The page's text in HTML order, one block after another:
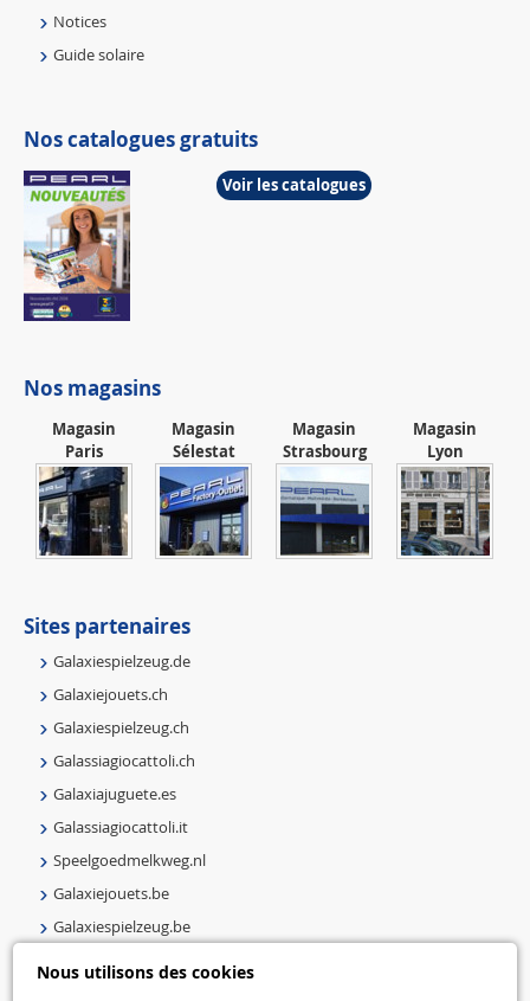
Nous utilisons des cookies
Notices
Guide solaire
Nos catalogues gratuits
Voir les catalogues
Nos magasins
Magasin
Paris
Magasin
Sélestat
Magasin
Strasbourg
Magasin
Lyon
Sites partenaires
Galaxiespielzeug.de
Galaxiejouets.ch
Galaxiespielzeug.ch
Galassiagiocattoli.ch
Galaxiajuguete.es
Galassiagiocattoli.it
Speelgoedmelkweg.nl
Galaxiejouets.be
Galaxiespielzeug.be